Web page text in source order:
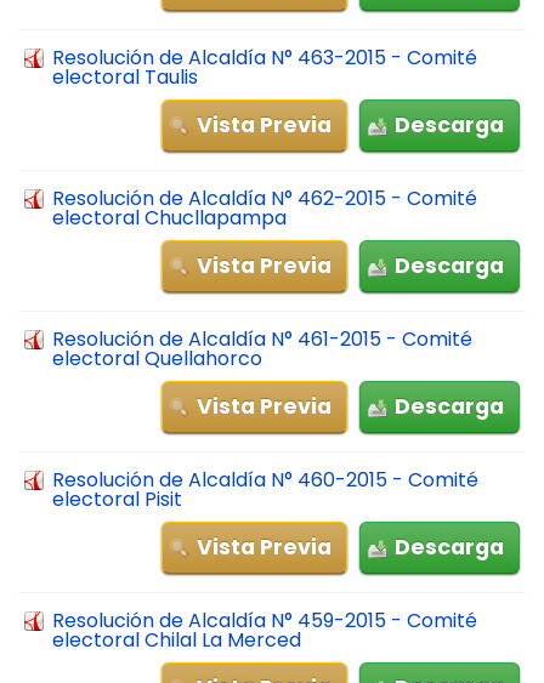
Resolución de Alcaldía N° 463-2015 - Comité
electoral Taulis
Descarga
Vista Previa
Resolución de Alcaldía N° 462-2015 - Comité
electoral Chucllapampa
Descarga
Vista Previa
Resolución de Alcaldía N° 461-2015 - Comité
electoral Quellahorco
Descarga
Vista Previa
Resolución de Alcaldía N° 460-2015 - Comité
electoral Pisit
Descarga
Vista Previa
Resolución de Alcaldía N° 459-2015 - Comité
electoral Chilal La Merced